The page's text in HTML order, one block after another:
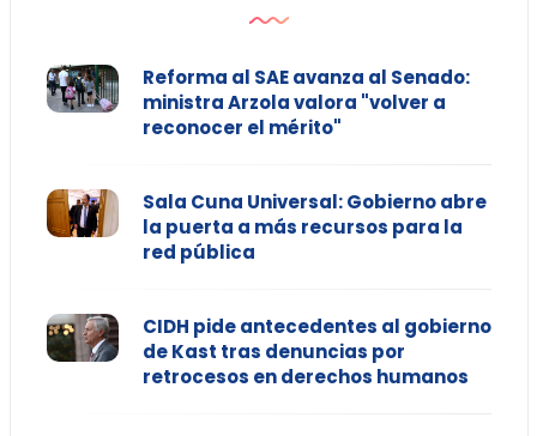
Reforma al SAE avanza al Senado:
ministra Arzola valora "volver a
reconocer el mérito"
Sala Cuna Universal: Gobierno abre
la puerta a más recursos para la
red pública
CIDH pide antecedentes al gobierno
de Kast tras denuncias por
retrocesos en derechos humanos